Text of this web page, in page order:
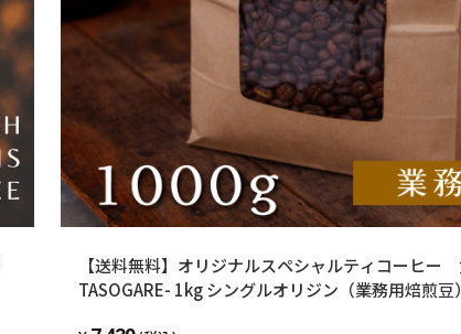
【送料無料】オリジナルスペシャルティコーヒー
TASOGARE- 1kg シングルオリジン（業務用焙煎豆）